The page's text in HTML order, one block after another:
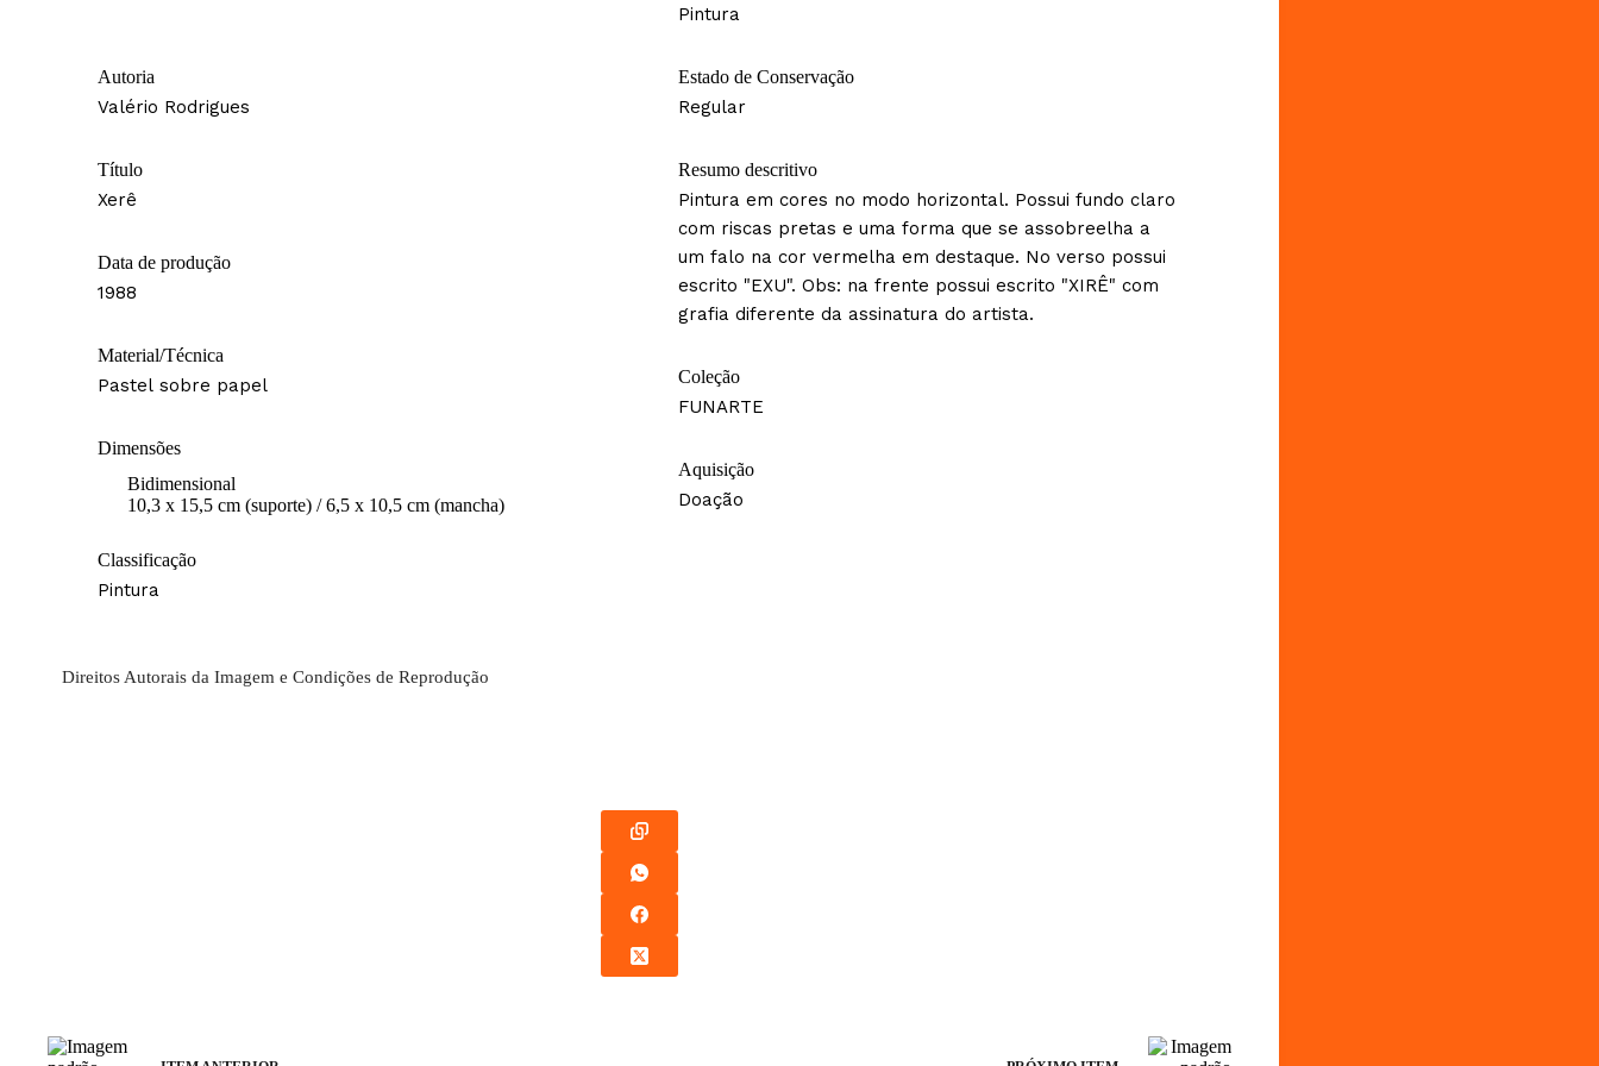
Autoria
Valério Rodrigues
Título
Xerê
Data de produção
1988
Material/Técnica
Pastel sobre papel
Dimensões
Bidimensional
10,3 x 15,5 cm (suporte) / 6,5 x 10,5 cm (mancha)
Classificação
Pintura
Pintura
Estado de Conservação
Regular
Resumo descritivo
Pintura em cores no modo horizontal. Possui fundo claro
com riscas pretas e uma forma que se assobreelha a
um falo na cor vermelha em destaque. No verso possui
escrito "EXU". Obs: na frente possui escrito "XIRÊ" com
grafia diferente da assinatura do artista.
Coleção
FUNARTE
Aquisição
Doação
Direitos Autorais da Imagem e Condições de Reprodução